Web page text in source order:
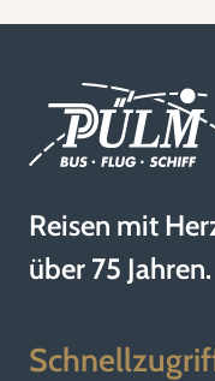
Reisen mit
über 75 Jahren.